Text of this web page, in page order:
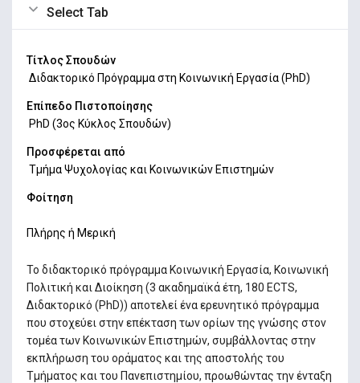
Select Tab
Τίτλος Σπουδών
Διδακτορικό Πρόγραμμα στη Κοινωνική Εργασία (PhD)
Επίπεδο Πιστοποίησης
PhD (3ος Κύκλος Σπουδών)
Προσφέρεται από
Τμήμα Ψυχολογίας και Κοινωνικών Επιστημών
Φοίτηση
Πλήρης ή Μερική
Το διδακτορικό πρόγραμμα Κοινωνική Εργασία, Κοινωνική
Πολιτική και Διοίκηση (3 ακαδημαϊκά έτη, 180 ECTS,
Διδακτορικό (PhD)) αποτελεί ένα ερευνητικό πρόγραμμα
που στοχεύει στην επέκταση των ορίων της γνώσης στον
τομέα των Κοινωνικών Επιστημών, συμβάλλοντας στην
εκπλήρωση του οράματος και της αποστολής του
Τμήματος και του Πανεπιστημίου, προωθώντας την ένταξη